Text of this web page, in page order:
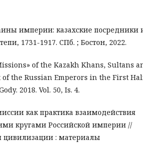
империи: казахские посредники
1731-1917. СПб. ; Бостон, 2022.
of the Kazakh Khans, Sultans
the Russian Emperors in the First
2018. Vol. 50, Is. 4.
как практика взаимодействия
кругами Российской империи //
цивилизации : материалы